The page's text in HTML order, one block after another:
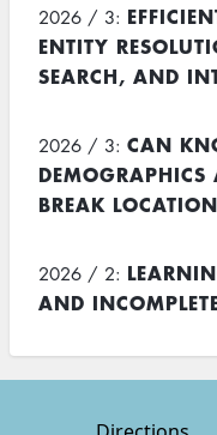
2026 / 3:
ENTITY
SEARCH, AND
2026 / 3: CAN
DEMOGRAPHICS
BREAK
2026 / 2:
AND